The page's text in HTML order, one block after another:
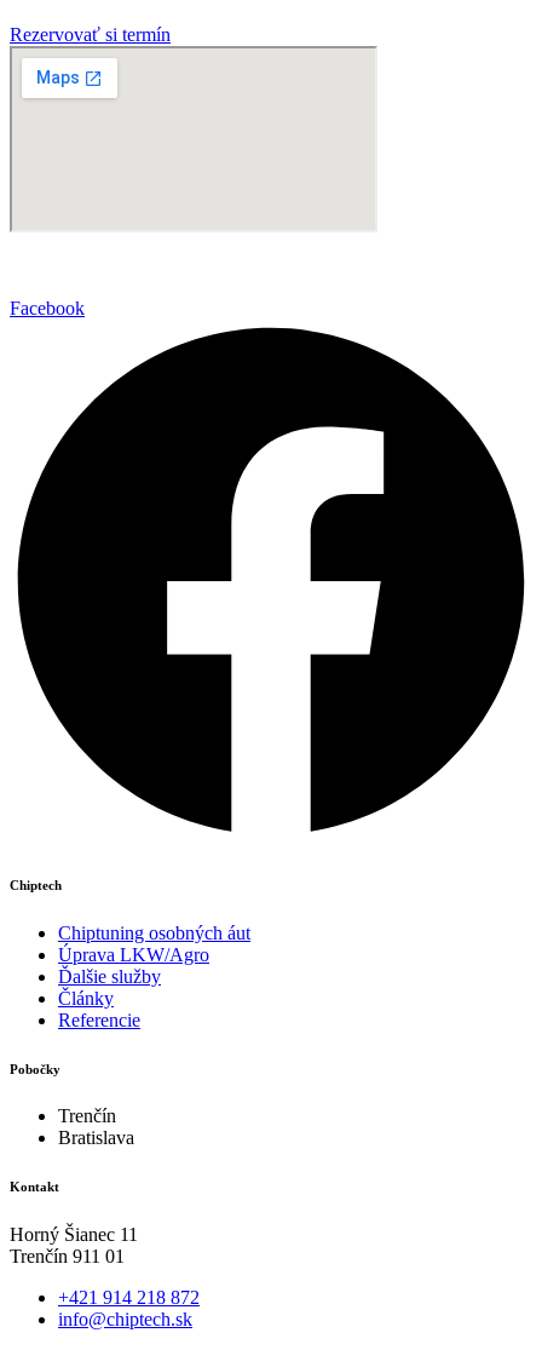
Rezervovať si termín
Facebook
Chiptech
Chiptuning osobných áut
Úprava LKW/Agro
Ďalšie služby
Články
Referencie
Pobočky
Trenčín
Bratislava
Kontakt
Horný Šianec 11
Trenčín 911 01
+421 914 218 872
info@chiptech.sk